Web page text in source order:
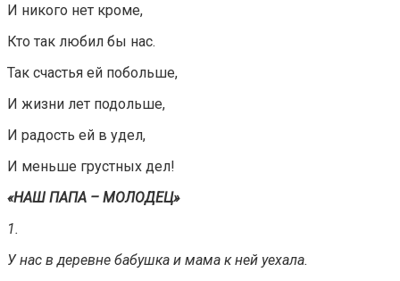
И никого нет кроме,
Кто так любил бы нас.
Так счастья ей побольше,
И жизни лет подольше,
И радость ей в удел,
И меньше грустных дел!
«НАШ ПАПА – МОЛОДЕЦ»
1.
У нас в деревне бабушка и мама к ней уехала.